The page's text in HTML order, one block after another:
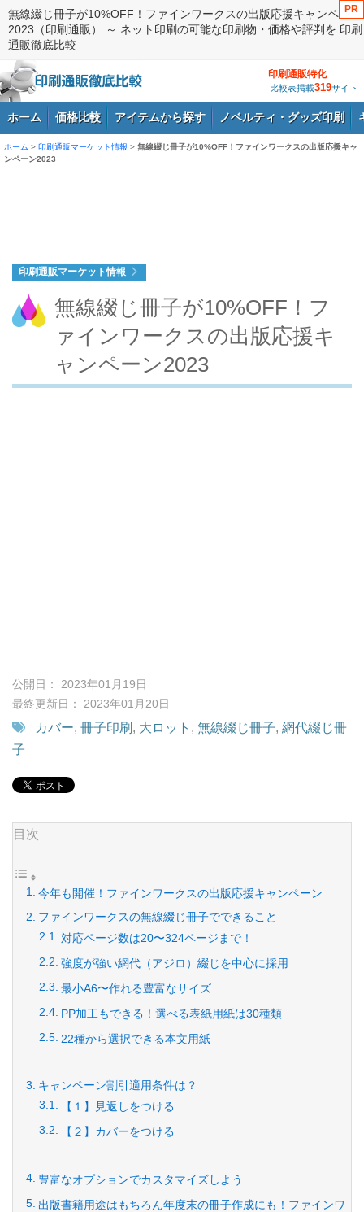
無線綴じ冊子が10%OFF！ファインワークスの出版応援キャンペーン
2023（印刷通販） ～ ネット印刷の可能な印刷物・価格や評判を 印刷
通販徹底比較
印刷通販特化
比較表掲載319サイト
ホーム 価格比較 アイテムから探す ノベルティ・グッズ印刷
ホーム > 印刷通販マーケット情報 > 無線綴じ冊子が10%OFF！ファインワークスの出版応援キャ
ンペーン2023
印刷通販マーケット情報
無線綴じ冊子が10%OFF！フ
ァインワークスの出版応援キ
ャンペーン2023
公開日： 2023年01月19日
最終更新日： 2023年01月20日
カバー, 冊子印刷 , 大ロット , 無線綴じ冊子, 網代綴じ冊
子
PR
目次
今年も開催！ファインワークスの出版応援キャンペーン
ファインワークスの無線綴じ冊子でできること
対応ページ数は20〜324ページまで！
強度が強い網代（アジロ）綴じを中心に採用
最小A6〜作れる豊富なサイズ
PP加工もできる！選べる表紙用紙は30種類
22種から選択できる本文用紙
キャンペーン割引適用条件は？
【１】見返しをつける
【２】カバーをつける
豊富なオプションでカスタマイズしよう
出版書籍用途はもちろん年度末の冊子作成にも！ファインワ